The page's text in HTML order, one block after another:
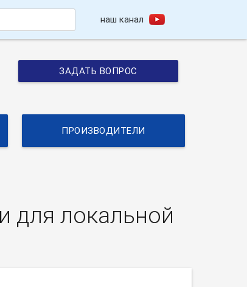
наш канал
ЗАДАТЬ ВОПРОС
ПРОИЗВОДИТЕЛИ
для локальной